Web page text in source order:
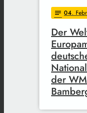
notes 04.
Der
der